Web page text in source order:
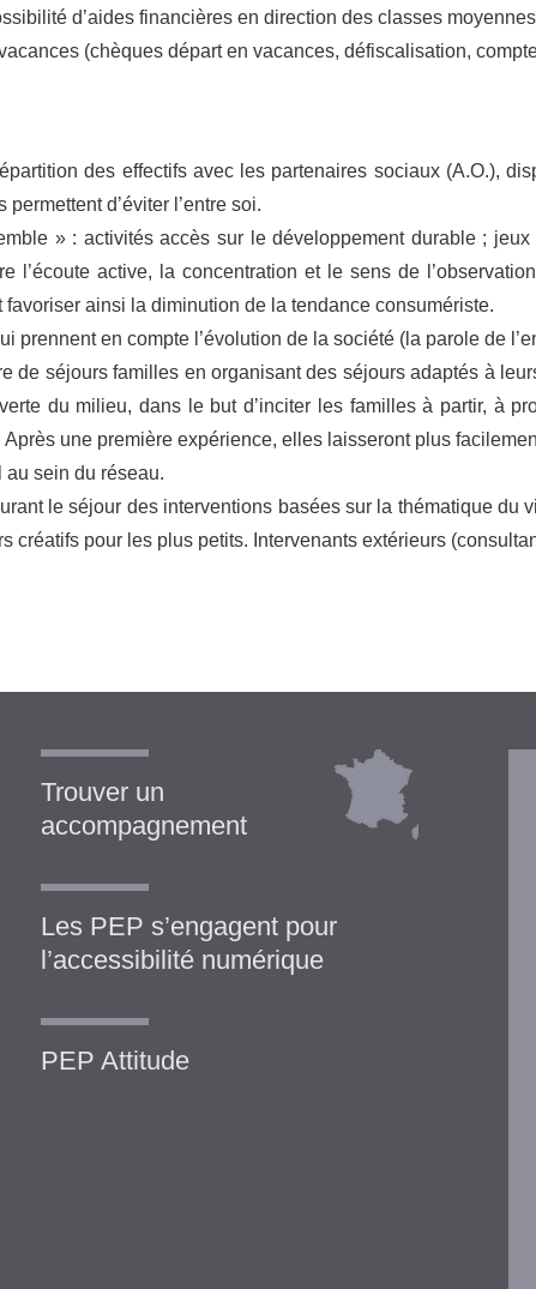
d’aides financières en direction des classes
(chèques départ en vacances, défiscalisation,
des effectifs avec les partenaires sociaux (A.O.),
d’éviter l’entre soi.
» : activités accès sur le développement durable ;
l’écoute active, la concentration et le sens de
ainsi la diminution de la tendance consumériste.
prennent en compte l’évolution de la société (la parole de
de séjours familles en organisant des séjours adaptés à
du milieu, dans le but d’inciter les familles à partir, à
une première expérience, elles laisseront plus
au sein du réseau.
le séjour des interventions basées sur la thématique du
créatifs pour les plus petits. Intervenants extérieurs
Trouver un
accompagnement
Les PEP s’engagent pour
l’accessibilité numérique
PEP Attitude